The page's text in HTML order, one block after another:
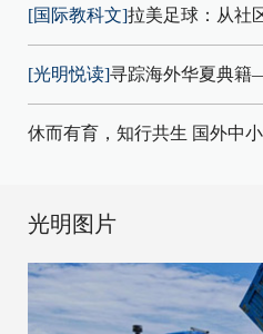
[国际教科文]拉美足球：从社
[光明悦读]寻踪海外华夏典籍
休而有育，知行共生 国外中
光明图片